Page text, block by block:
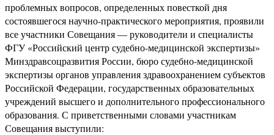
проблемных вопросов, определенных повесткой дня
состоявшегося научно-практического мероприятия, проявили
все участники Совещания — руководители и специалисты
ФГУ «Российский центр судебно-медицинской экспертизы»
Минздравсоцразвития России, бюро судебно-медицинской
экспертизы органов управления здравоохранением субъектов
Российской Федерации, государственных образовательных
учреждений высшего и дополнительного профессионального
образования. С приветственными словами участникам
Совещания выступили: